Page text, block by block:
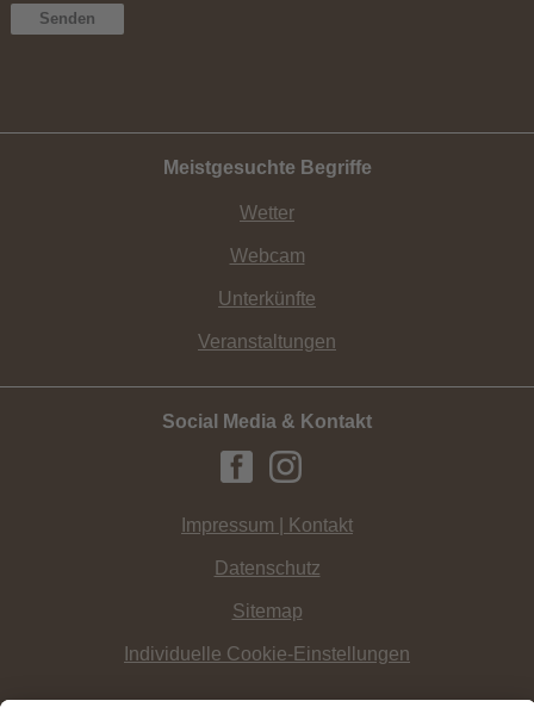
Meistgesuchte Begriffe
Wetter
Webcam
Unterkünfte
Veranstaltungen
Social Media & Kontakt
Impressum | Kontakt
Datenschutz
Sitemap
Individuelle Cookie-Einstellungen